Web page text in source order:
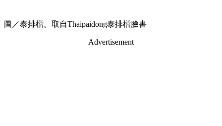
圖／泰排檔。取自Thaipaidong泰排檔臉書
Advertisement